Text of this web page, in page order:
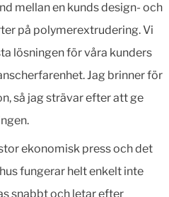
mellan en kunds design- och
på polymerextrudering. Vi
lösningen för våra kunders
Jag brinner för
så jag strävar efter att ge
ekonomisk press och det
fungerar helt enkelt inte
snabbt och letar efter